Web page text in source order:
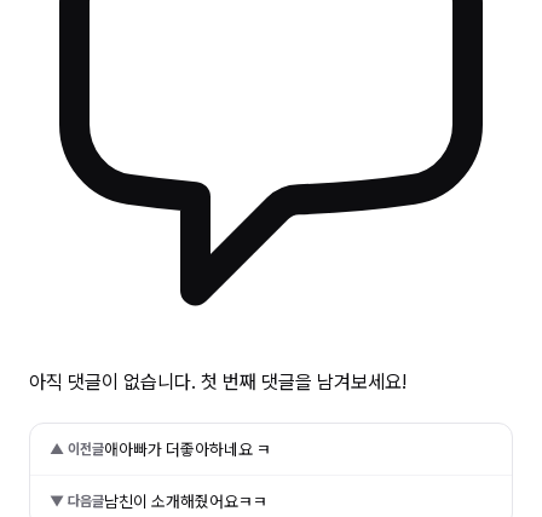
아직 댓글이 없습니다. 첫 번째 댓글을 남겨보세요!
▲ 이전글애아빠가 더좋아하네요 ㅋ
▼ 다음글남친이 소개해줬어요ㅋㅋ